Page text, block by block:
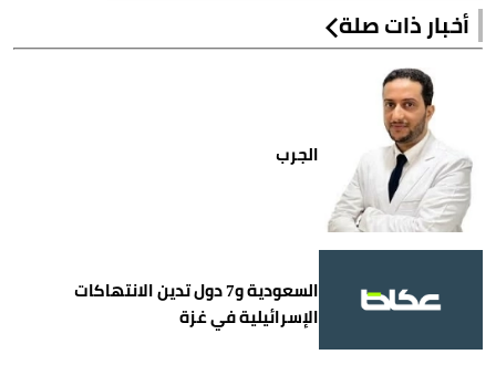
أخبار ذات صلة
الجرب
السعودية و7 دول تدين الانتهاكات
الإسرائيلية في غزة